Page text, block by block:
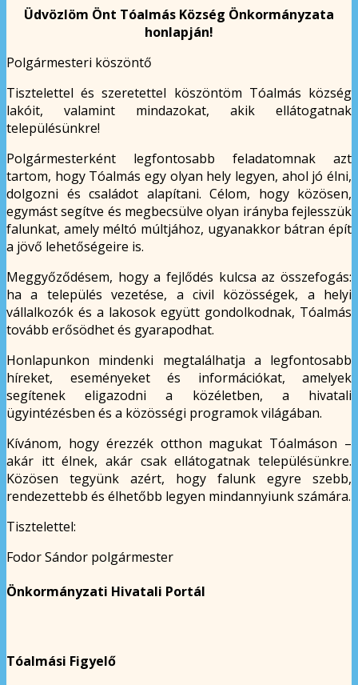
Üdvözlöm Önt Tóalmás Község Önkormányzata
honlapján!
Polgármesteri köszöntő
Tisztelettel és szeretettel köszöntöm Tóalmás község
lakóit, valamint mindazokat, akik ellátogatnak
településünkre!
Polgármesterként legfontosabb feladatomnak azt
tartom, hogy Tóalmás egy olyan hely legyen, ahol jó élni,
dolgozni és családot alapítani. Célom, hogy közösen,
egymást segítve és megbecsülve olyan irányba fejlesszük
falunkat, amely méltó múltjához, ugyanakkor bátran épít
a jövő lehetőségeire is.
Meggyőződésem, hogy a fejlődés kulcsa az összefogás:
ha a település vezetése, a civil közösségek, a helyi
vállalkozók és a lakosok együtt gondolkodnak, Tóalmás
tovább erősödhet és gyarapodhat.
Honlapunkon mindenki megtalálhatja a legfontosabb
híreket, eseményeket és információkat, amelyek
segítenek eligazodni a közéletben, a hivatali
ügyintézésben és a közösségi programok világában.
Kívánom, hogy érezzék otthon magukat Tóalmáson –
akár itt élnek, akár csak ellátogatnak településünkre.
Közösen tegyünk azért, hogy falunk egyre szebb,
rendezettebb és élhetőbb legyen mindannyiunk számára.
Tisztelettel:
Fodor Sándor polgármester
Önkormányzati Hivatali Portál
Tóalmási Figyelő